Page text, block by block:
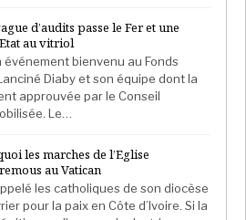
d’audits passe le Fer et une
au vitriol
bienvenu au Fonds
Diaby et son équipe dont la
approuvée par le Conseil
Le…
les marches de l’Eglise
au Vatican
les catholiques de son diocèse
pour la paix en Côte d’Ivoire. Si la